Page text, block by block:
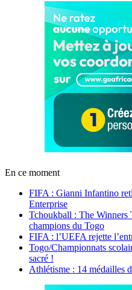
En ce moment
FIFA : Gianni Infantino
Enterprise
Tchoukball : The Winners
champions du Togo
FIFA : l’UEFA rejette
Togo/Championnats
sacré !
Athlétisme : 14 médailles